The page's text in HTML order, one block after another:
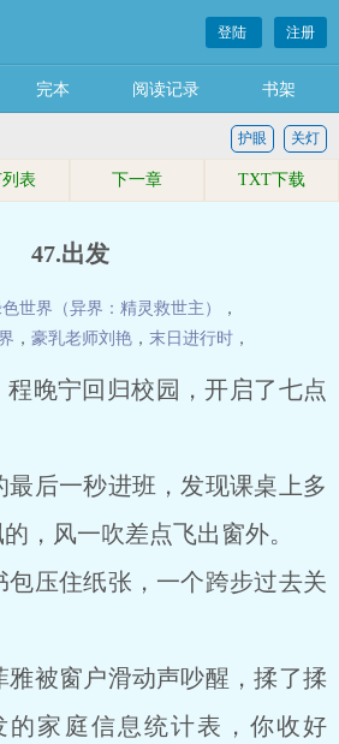
登陆 注册
完本 阅读记录 书架
关灯
护眼
表 下一章 TXT下载
47.出发
世界（异界：精灵救世主）
，
， 豪乳老师刘艳 ， 末日进行时 ，
晚宁回归校园，开启了七点
后一秒进班，发现课桌上多
，风一吹差点飞出窗外。
压住纸张，一个跨步过去关
被窗户滑动声吵醒，揉了揉
的家庭信息统计表，你收好